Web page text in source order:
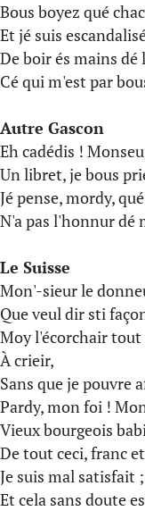
Bous boyez qué
Et jé suis
De boir és mains dé
Cé qui m'est par
Autre Gascon
Eh cadédis !
Un libret, je bous
Jé pense, mordy,
N'a pas l'honnur dé
Le Suisse
Mon'-sieur le
Que veul dir sti
Moy l'écorchair
À crieir,
Sans que je pouvre
Pardy, mon foi !
Vieux bourgeois
De tout ceci, franc
Je suis mal satisfait ;
Et cela sans doute